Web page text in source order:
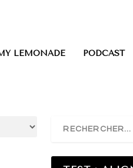
LEMONADE PODCAST